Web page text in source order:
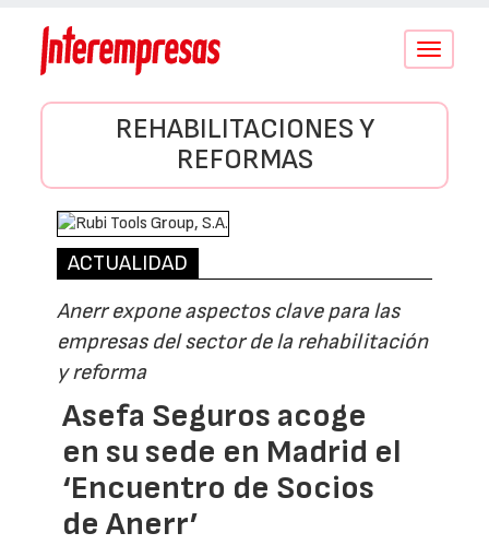
Conmutar
REHABILITACIONES Y
REFORMAS
ACTUALIDAD
Anerr expone aspectos clave para las
empresas del sector de la rehabilitación
y reforma
Asefa Seguros acoge
en su sede en Madrid el
‘Encuentro de Socios
de Anerr’